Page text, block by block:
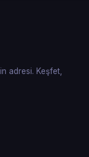
adresi. Keşfet,